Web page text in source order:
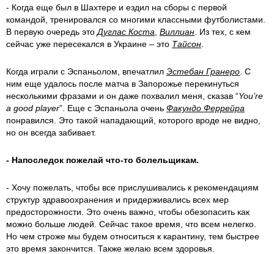
- Когда еще был в Шахтере и ездил на сборы с первой
командой, тренировался со многими классными футболистами.
В первую очередь этоДуглас Коста, Виллиан. Из тех, с кем
сейчас уже пересекался в Украине – это Тайсон.
Когда играли с Эспаньолом, впечатлил Эстебан Гранеро. С
ним еще удалось после матча в Запорожье перекинуться
несколькими фразами и он даже похвалил меня, сказав “You’re
a good player”. Еще с Эспаньола очень Факундо Феррейра
понравился. Это такой нападающий, которого вроде не видно,
но он всегда забивает.
- Напоследок пожелай что-то болельщикам.
- Хочу пожелать, чтобы все прислушивались к рекомендациям
структур здравоохранения и придерживались всех мер
предосторожности. Это очень важно, чтобы обезопасить как
можно больше людей. Сейчас такое время, что всем нелегко.
Но чем строже мы будем относиться к карантину, тем быстрее
это время закончится. Также желаю всем здоровья.